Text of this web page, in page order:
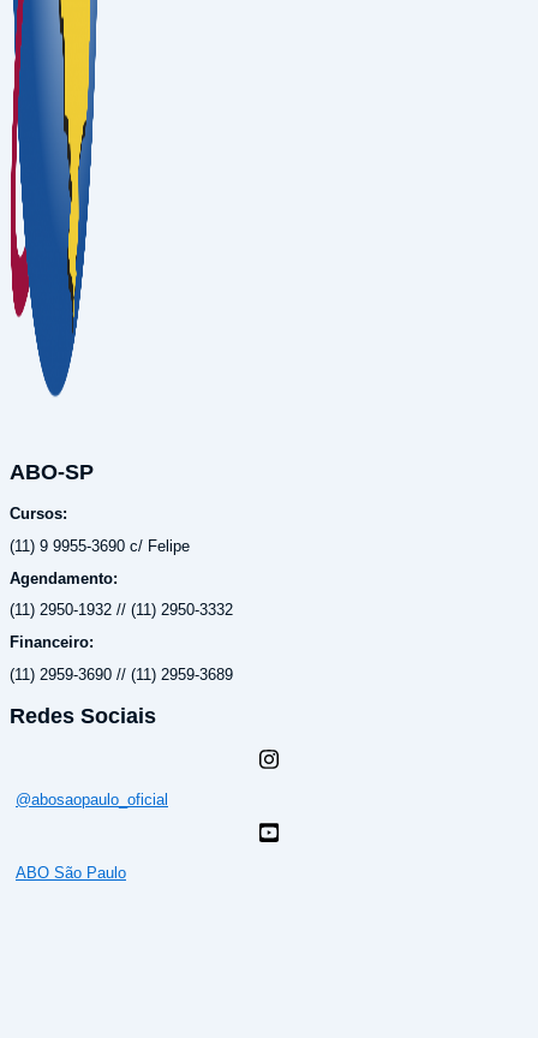
ABO-SP
Cursos:
(11) 9 9955-3690 c/ Felipe
Agendamento:
(11) 2950-1932 // (11) 2950-3332
Financeiro:
(11) 2959-3690 // (11) 2959-3689
Redes Sociais
@abosaopaulo_oficial
ABO São Paulo